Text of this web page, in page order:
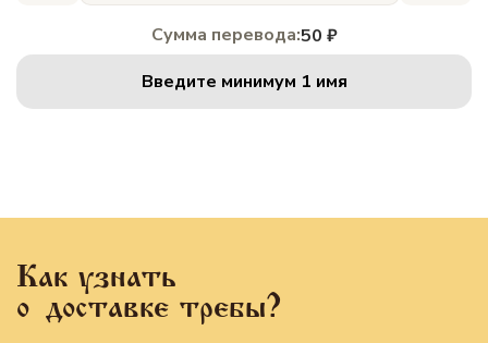
Сумма перевода:50 ₽
Введите минимум 1 имя
Как узнать
о доставке требы?